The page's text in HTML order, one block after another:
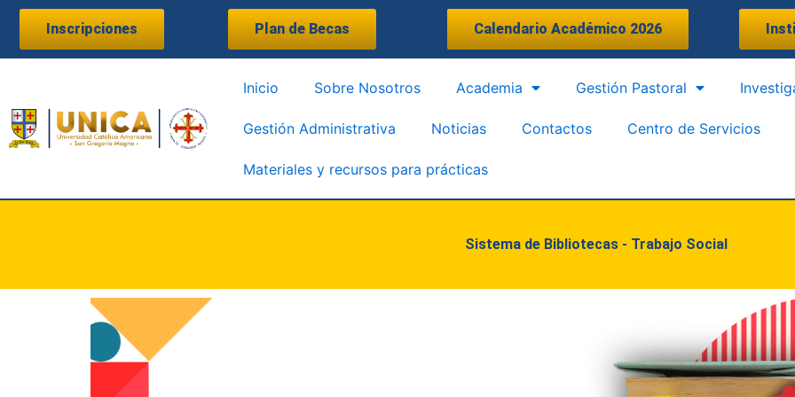
contenido
Inscripciones Plan de Becas Calendario Académico 2026
Inicio Sobre Nosotros Academia Gestión Pastoral
Gestión Administrativa Noticias Contactos Centro de Servicios
Materiales y recursos para prácticas
Sistema de Bibliotecas - Trabajo Social